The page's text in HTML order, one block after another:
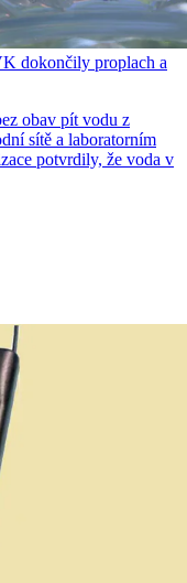
dokončily proplach a
obav pít vodu z
sítě a laboratorním
potvrdily, že voda v